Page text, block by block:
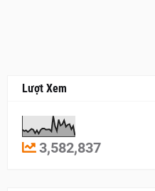
Lượt Xem
3,582,837